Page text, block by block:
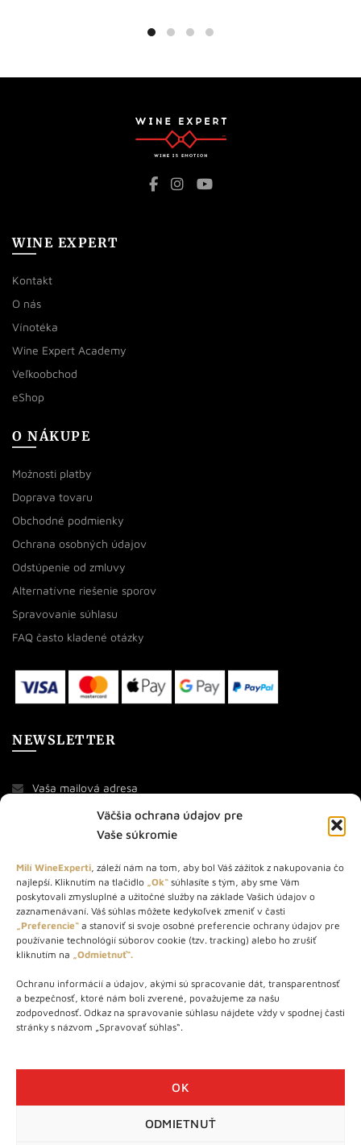
Väčšia ochrana údajov pre
Vaše súkromie
Milí WineExperti, záleží nám na tom, aby bol Váš zážitok z nakupovania čo
najlepší. Kliknutím na tlačidlo „Ok“ súhlasíte s tým, aby sme Vám
poskytovali zmysluplné a užitočné služby na základe Vašich údajov o
zaznamenávaní. Váš súhlas môžete kedykoľvek zmeniť v časti
„Preferencie“ a stanoviť si svoje osobné preferencie ochrany údajov pre
používanie technológií súborov cookie (tzv. tracking) alebo ho zrušiť
kliknutím na „Odmietnuť“.
Ochranu informácií a údajov, akými sú spracovanie dát, transparentnosť
a bezpečnosť, ktoré nám boli zverené, považujeme za našu
zodpovednosť. Odkaz na spravovanie súhlasu nájdete vždy v spodnej časti
stránky s názvom „Spravovať súhlas“.
OK
ODMIETNUŤ
WINE EXPERT
Kontakt
O nás
Vínotéka
Wine Expert Academy
Veľkoobchod
eShop
O NÁKUPE
Možnosti platby
Doprava tovaru
Obchodné podmienky
Ochrana osobných údajov
Odstúpenie od zmluvy
Alternatívne riešenie sporov
Spravovanie súhlasu
FAQ často kladené otázky
NEWSLETTER
O NÁS
STORE – obchod s vínom a destilátmi od roku 2010. Na našej
webovej stránke predávame viac ako 1000+ značkových
produktov.
Info tel.: +421 917 779 888
Vínotéka: +421 917 888 879
Vínotéka: Bratislavská 49/B, Bratislava 841 06